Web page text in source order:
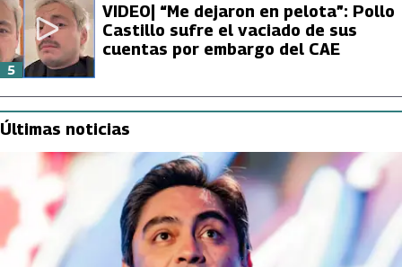
VIDEO| “Me dejaron en pelota”: Pollo
Castillo sufre el vaciado de sus
cuentas por embargo del CAE
5
Últimas noticias